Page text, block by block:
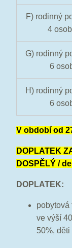
F) rodinný
4
G) rodinný
6
H) rodinný
6
V období od
DOPLATEK
DOSPĚLÝ /
DOPLATEK:
pobytová
ve výší
50%,